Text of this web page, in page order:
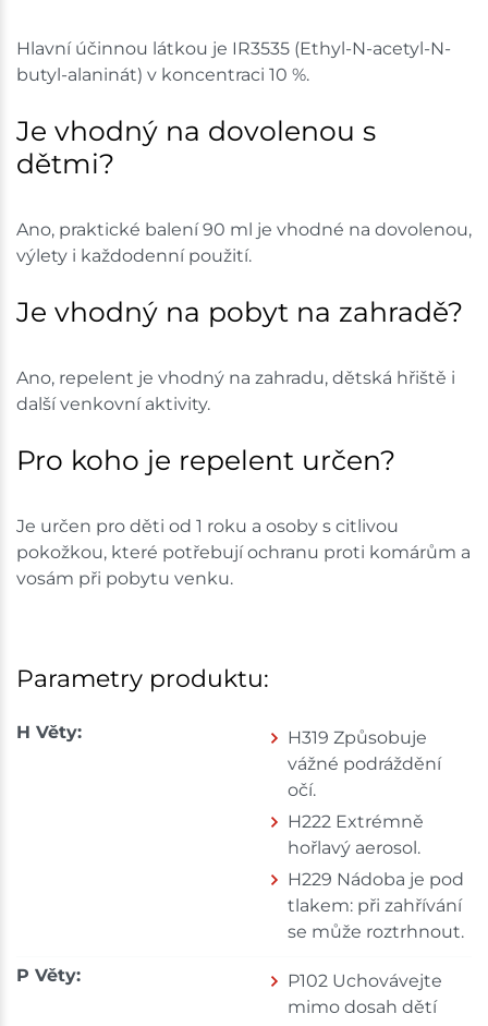
Parametry produktu:
H Věty:
H319 Způsobuje
vážné podráždění
očí.
H222 Extrémně
hořlavý aerosol.
H229 Nádoba je pod
tlakem: při zahřívání
se může roztrhnout.
P Věty:
P102 Uchovávejte
mimo dosah dětí
Hlavní účinnou látkou je IR3535 (Ethyl-N-acetyl-N-
butyl-alaninát) v koncentraci 10 %.
Je vhodný na dovolenou s
dětmi?
Ano, praktické balení 90 ml je vhodné na dovolenou,
výlety i každodenní použití.
Je vhodný na pobyt na zahradě?
Ano, repelent je vhodný na zahradu, dětská hřiště i
další venkovní aktivity.
Pro koho je repelent určen?
Je určen pro děti od 1 roku a osoby s citlivou
pokožkou, které potřebují ochranu proti komárům a
vosám při pobytu venku.